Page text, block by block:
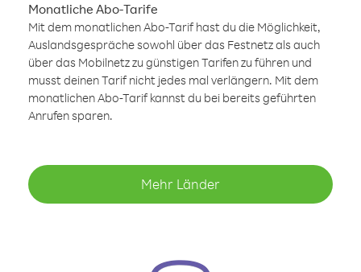
Monatliche Abo-Tarife
Mit dem monatlichen Abo-Tarif hast du die Möglichkeit,
Auslandsgespräche sowohl über das Festnetz als auch
über das Mobilnetz zu günstigen Tarifen zu führen und
musst deinen Tarif nicht jedes mal verlängern. Mit dem
monatlichen Abo-Tarif kannst du bei bereits geführten
Anrufen sparen.
Mehr Länder